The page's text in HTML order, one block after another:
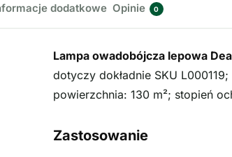
dodatkowe Opinie 0
Lampa owadobójcza lepowa
dotyczy dokładnie SKU
powierzchnia: 130 m²; stopień
Zastosowanie